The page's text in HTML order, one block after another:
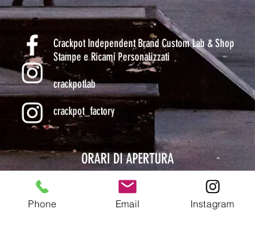
S
Crackpot Independent Brand Custom Lab & Shop
Stampe e Ricami Personalizzati
crackpotlab
crackpot_factory
ORARI DI APERTURA
MAR-VEN: 10.30-14 / 16-19
SAB: 11-13.30 / 15.30-19
Phone Email Instagram